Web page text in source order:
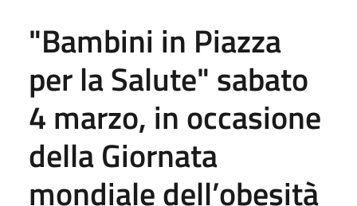
"Bambini in Piazza
per la Salute" sabato
4 marzo, in occasione
della Giornata
mondiale dell’obesità